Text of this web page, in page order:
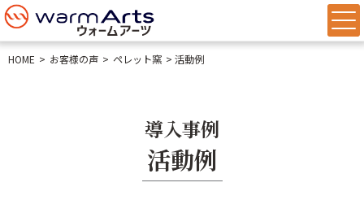
HOME お客様の声 ペレット窯 活動例
導入事例
活動例